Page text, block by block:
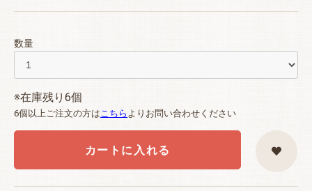
数量
※在庫残り6個
6個以上ご注文の方はこちら よりお問い合わせください
カートに入れる